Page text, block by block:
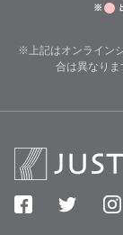
※
※上記はオンライン
合は異なりま